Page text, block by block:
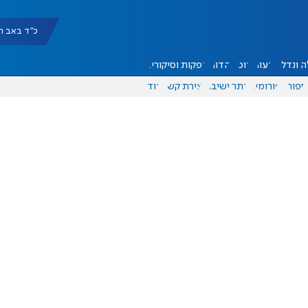
כ"ד באב תשפ"ו
ונדל"ן דעות אוכל יהדות הפקות וסיקורים
ספורט פורומים אתר ישיבה יצירת קשר עוד